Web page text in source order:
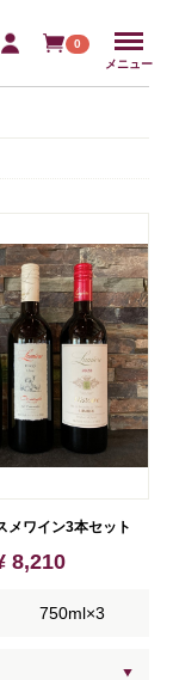
0
メニュー
メワイン3本セット
8,210
750ml×3